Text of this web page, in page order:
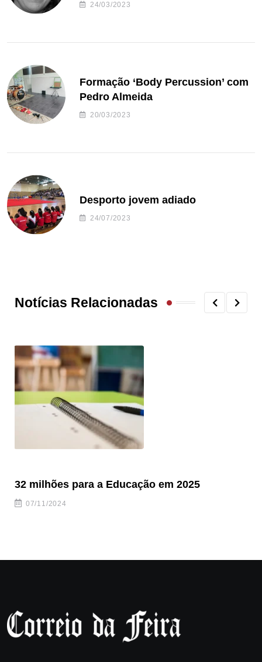
24/03/2023
Formação ‘Body Percussion’ com
Pedro Almeida
20/03/2023
Desporto jovem adiado
24/07/2023
Notícias Relacionadas
32 milhões para a Educação em 2025
07/11/2024